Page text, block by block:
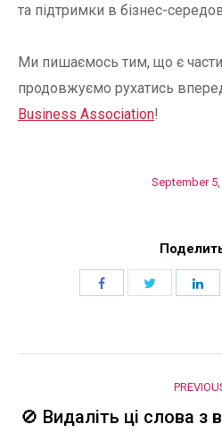
та підтримки в бізнес-
Ми пишаємось тим, що є
продовжуємо рухатись
Business Association!
September
Share
🚫 Видаліть ці слова